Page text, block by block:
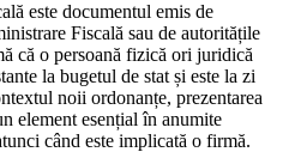
este documentul emis de
Fiscală sau de autoritățile
că o persoană fizică ori juridică
la bugetul de stat și este la zi
noii ordonanțe, prezentarea
element esențial în anumite
când este implicată o firmă.